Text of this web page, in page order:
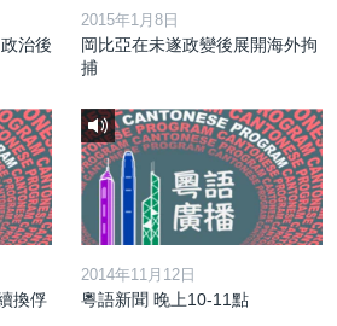
治後
2015年1月8日
岡比亞在未遂政變後展開海外拘
捕
換俘
2014年11月12日
粵語新聞 晚上10-11點